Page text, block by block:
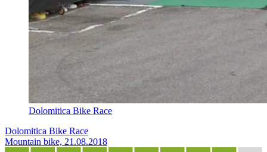
Dolomitica Bike Race
Dolomitica Bike Race
Mountain bike, 21.08.2018